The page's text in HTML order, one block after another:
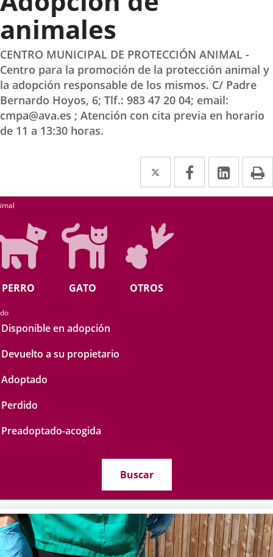
animales
CENTRO MUNICIPAL DE PROTECCIÓN ANIMAL -
Centro para la promoción de la protección animal y
la adopción responsable de los mismos. C/ Padre
Bernardo Hoyos, 6; Tlf.: 983 47 20 04; email:
cmpa@ava.es ; Atención con cita previa en horario
de 11 a 13:30 horas.
Twitter
Enlace
a
aplicación
externa.
Facebook
Enlace
a
Enlace
a
PERRO GATO OTROS
Disponible en adopción
Devuelto a su propietario
Adoptado
Perdido
Preadoptado-acogida
Buscar